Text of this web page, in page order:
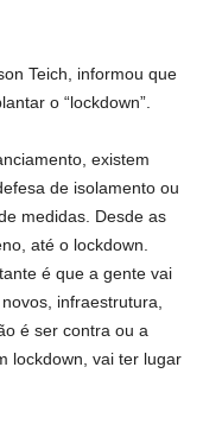
Teich, informou que
o “lockdown”.
existem
de isolamento ou
medidas. Desde as
até o lockdown.
é que a gente vai
infraestrutura,
é ser contra ou a
lockdown, vai ter lugar